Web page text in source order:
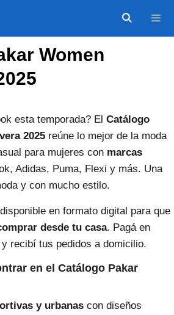
Women
esta temporada? El Catálogo
2025 reúne lo mejor de la moda
para mujeres con marcas
Adidas, Puma, Flexi y más. Una
y con mucho estilo.
en formato digital para que
desde tu casa. Pagá en
recibí tus pedidos a domicilio.
en el Catálogo Pakar
y urbanas con diseños